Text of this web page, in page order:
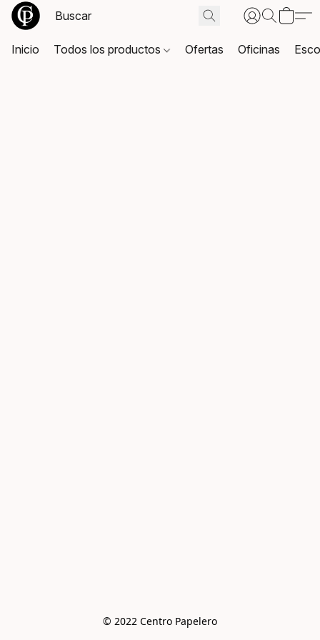
Inicio Todos los productos Ofertas Oficinas
© 2022 Centro Papelero